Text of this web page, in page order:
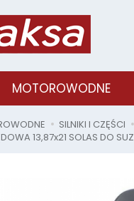
MOTOROWODNE
SILNIKI I CZĘŚCI
13,87x21 SOLAS DO